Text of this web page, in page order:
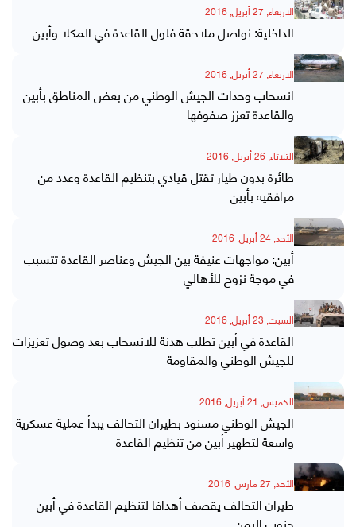
الاربعاء, 27 أبريل, 2016
الداخلية: نواصل ملاحقة فلول القاعدة في المكلا وأبين
الاربعاء, 27 أبريل, 2016
انسحاب وحدات الجيش الوطني من بعض المناطق بأبين
والقاعدة تعزز صفوفها
الثلاثاء, 26 أبريل, 2016
طائرة بدون طيار تقتل قيادي بتنظيم القاعدة وعدد من
مرافقيه بأبين
الأحد, 24 أبريل, 2016
أبين: مواجهات عنيفة بين الجيش وعناصر القاعدة تتسبب
في موجة نزوح للأهالي
السبت, 23 أبريل, 2016
القاعدة في أبين تطلب هدنة للانسحاب بعد وصول تعزيزات
للجيش الوطني والمقاومة
الخميس, 21 أبريل, 2016
الجيش الوطني مسنود بطيران التحالف يبدأ عملية عسكرية
واسعة لتطهير أبين من تنظيم القاعدة
الأحد, 27 مارس, 2016
طيران التحالف يقصف أهدافا لتنظيم القاعدة في أبين
جنوب اليمن